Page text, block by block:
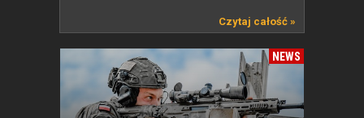
Czytaj całość »
NEWS